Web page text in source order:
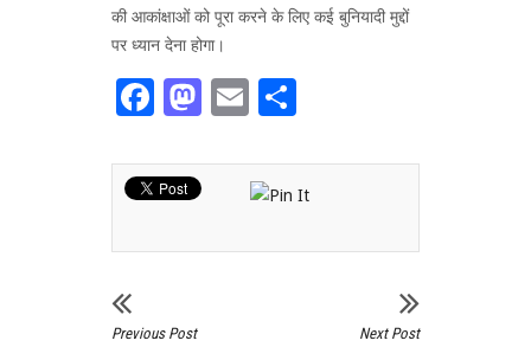
की आकांक्षाओं को पूरा करने के लिए कई बुनियादी मुद्दों
पर ध्यान देना होगा।
Facebook
Mastodon
Email
Previous Post Next Post